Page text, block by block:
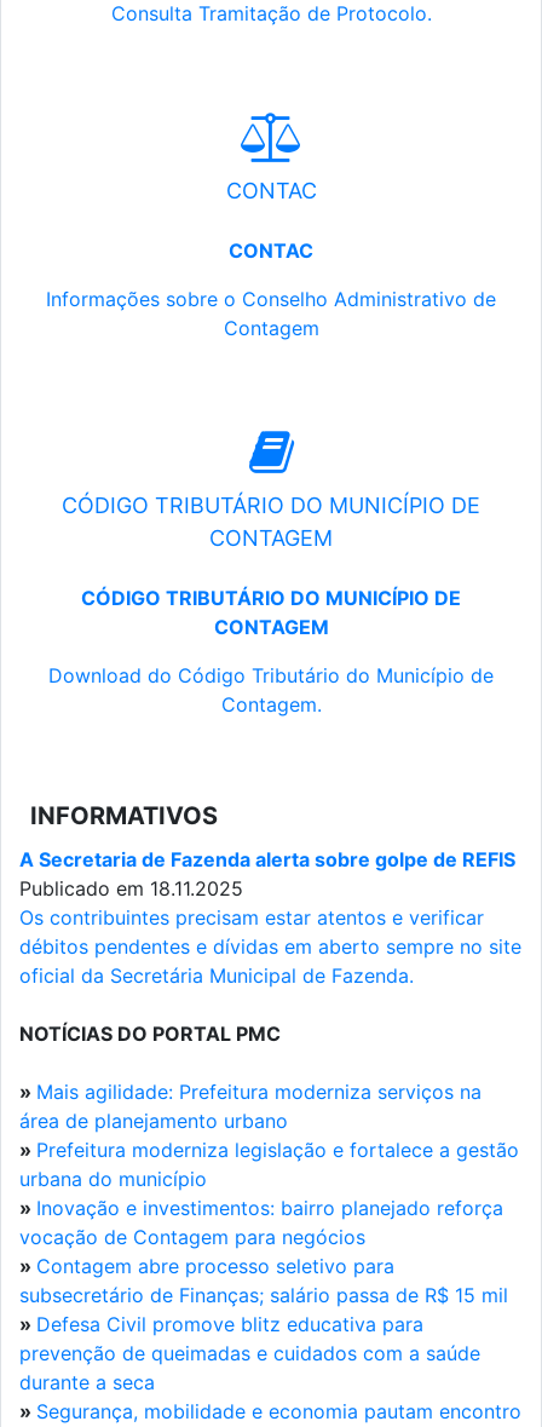
Consulta Tramitação de Protocolo.
CONTAC
CONTAC
Informações sobre o Conselho Administrativo de
Contagem
CÓDIGO TRIBUTÁRIO DO MUNICÍPIO DE
CONTAGEM
CÓDIGO TRIBUTÁRIO DO MUNICÍPIO DE
CONTAGEM
Download do Código Tributário do Município de
Contagem.
INFORMATIVOS
A Secretaria de Fazenda alerta sobre golpe de REFIS
Publicado em 18.11.2025
Os contribuintes precisam estar atentos e verificar
débitos pendentes e dívidas em aberto sempre no site
oficial da Secretária Municipal de Fazenda.
NOTÍCIAS DO PORTAL PMC
» Mais agilidade: Prefeitura moderniza serviços na
área de planejamento urbano
» Prefeitura moderniza legislação e fortalece a gestão
urbana do município
» Inovação e investimentos: bairro planejado reforça
vocação de Contagem para negócios
» Contagem abre processo seletivo para
subsecretário de Finanças; salário passa de R$ 15 mil
» Defesa Civil promove blitz educativa para
prevenção de queimadas e cuidados com a saúde
durante a seca
» Segurança, mobilidade e economia pautam encontro